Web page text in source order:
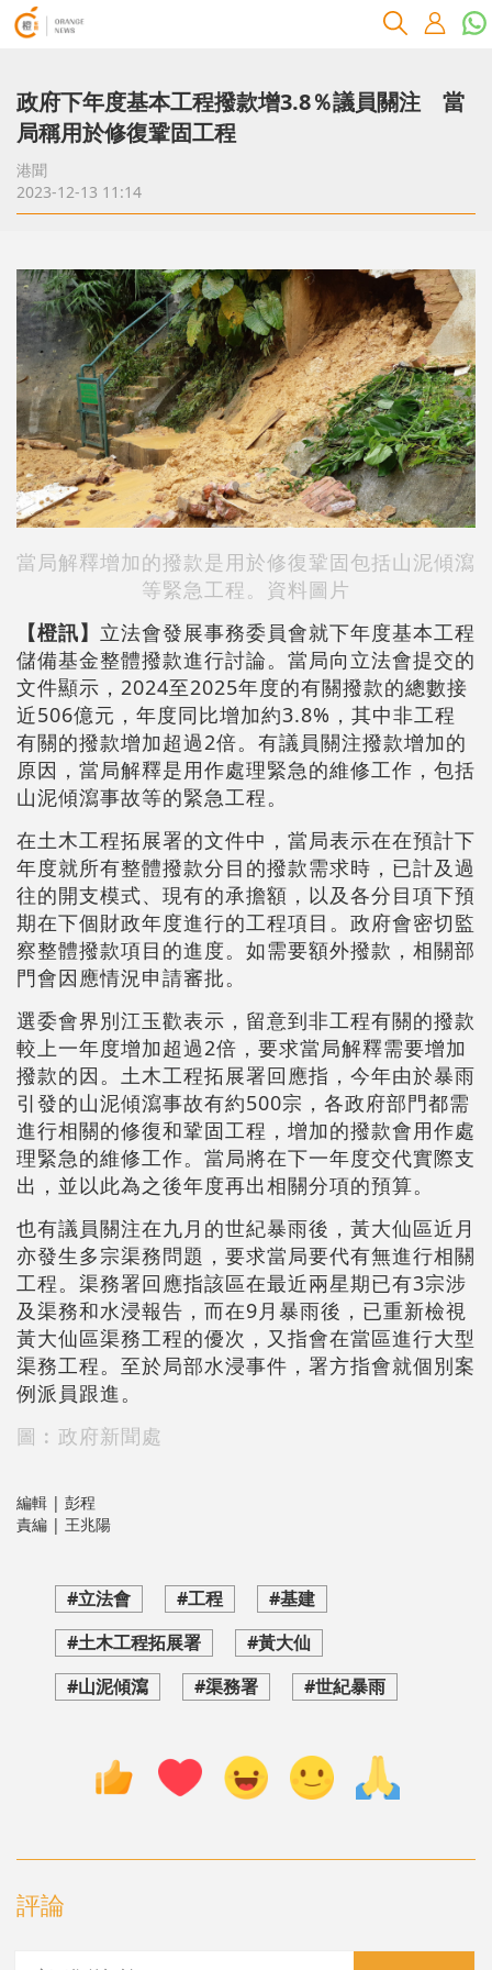
政府下年度基本工程撥款增3.8％議員關注 當
局稱用於修復鞏固工程
港聞
2023-12-13 11:14
當局解釋增加的撥款是用於修復鞏固包括山泥傾瀉
等緊急工程。資料圖片
【橙訊】 立法會發展事務委員會就下年度基本工程
儲備基金整體撥款進行討論。當局向立法會提交的
文件顯示，2024至2025年度的有關撥款的總數接
近506億元，年度同比增加約3.8%，其中非工程
有關的撥款增加超過2倍。有議員關注撥款增加的
原因，當局解釋是用作處理緊急的維修工作，包括
山泥傾瀉事故等的緊急工程。
在土木工程拓展署的文件中，當局表示在在預計下
年度就所有整體撥款分目的撥款需求時，已計及過
往的開支模式、現有的承擔額，以及各分目項下預
期在下個財政年度進行的工程項目。政府會密切監
察整體撥款項目的進度。如需要額外撥款，相關部
門會因應情況申請審批。
選委會界別江玉歡表示，留意到非工程有關的撥款
較上一年度增加超過2倍，要求當局解釋需要增加
撥款的因。土木工程拓展署回應指，今年由於暴雨
引發的山泥傾瀉事故有約500宗，各政府部門都需
進行相關的修復和鞏固工程，增加的撥款會用作處
理緊急的維修工作。當局將在下一年度交代實際支
出，並以此為之後年度再出相關分項的預算。
也有議員關注在九月的世紀暴雨後，黃大仙區近月
亦發生多宗渠務問題，要求當局要代有無進行相關
工程。渠務署回應指該區在最近兩星期已有3宗涉
及渠務和水浸報告，而在9月暴雨後，已重新檢視
黃大仙區渠務工程的優次，又指會在當區進行大型
渠務工程。至於局部水浸事件，署方指會就個別案
例派員跟進。
圖︰政府新聞處
編輯 | 彭程
責編 | 王兆陽
#立法會 #工程
#基建
#土木工程拓展署
#黃大仙
#山泥傾瀉
#渠務署 #世紀暴雨
評論